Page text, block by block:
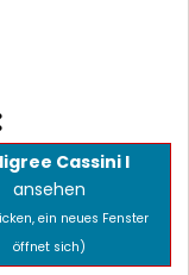
Cassini I
ansehen
ein neues Fenster
öffnet sich)